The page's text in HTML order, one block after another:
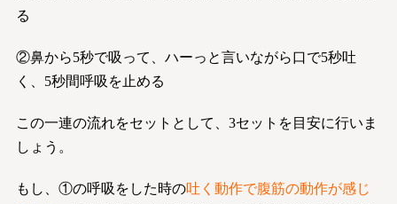
る
②鼻から5秒で吸って、ハーっと言いながら口で5秒吐
く、5秒間呼吸を止める
この一連の流れをセットとして、3セットを目安に行いま
しょう。
もし、①の呼吸をした時の吐く動作で腹筋の動作が感じ